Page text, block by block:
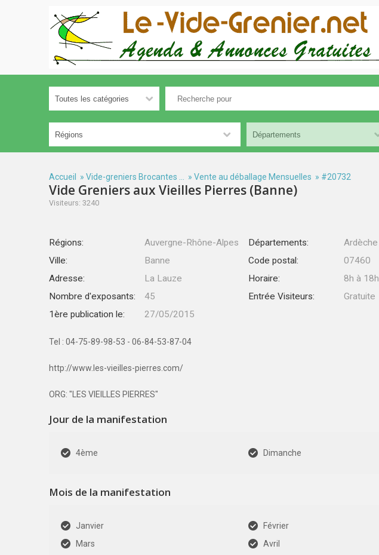
Accueil » Vide-greniers Brocantes ... » Vente au déballage Mensuelles » #20732
Vide Greniers aux Vieilles Pierres (Banne)
Visiteurs: 3240
Régions: Auvergne-Rhône-Alpes Départements:
Ardèche
Ville:
Banne Code postal:
07460
Adresse:
La Lauze Horaire:
8h à 18h
Nombre d'exposants:
45 Entrée Visiteurs:
Gratuite
1ère publication le:
27/05/2015
Tel : 04-75-89-98-53 - 06-84-53-87-04
http://www.les-vieilles-pierres.com/
ORG: "LES VIEILLES PIERRES"
Jour de la manifestation
4ème Dimanche
Mois de la manifestation
Janvier
Février
Mars
Avril